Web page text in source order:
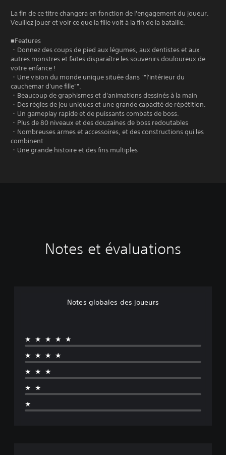
La fin de ce titre changera en fonction de l'engagement du joueur.
Veuillez jouer et voir ce que la fille voit à la fin de la bataille.
■Features
・Donnez des coups de pied aux légumes, aux dentistes et aux
autres monstres et faites disparaître les souvenirs douloureux de
votre enfance !
・Une vision du monde unique située dans ""l'intérieur du
cauchemar d'une fille"".
・Beaucoup de graphismes et d'animations dessinés à la main
・Des règles de jeu uniques et une grande capacité de répétition.
・Un gameplay rapide et de puissants combats de boss.
・Plus de 80 niveaux et des douzaines de boss redoutables
・Nombreuses armes et accessoires, et des constructions qui les
combinent
・Une grande histoire et des fins multiples
Notes et évaluations
Notes globales des joueurs
★★★★★
★★★★
★★★
★★
★